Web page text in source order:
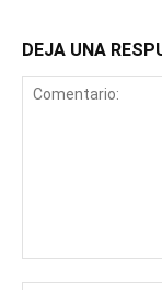
DEJA UNA